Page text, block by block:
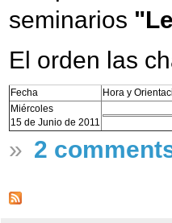
seminarios
El orden las
Fecha
Hora y
Miércoles
15 de Junio de 2011
» 2